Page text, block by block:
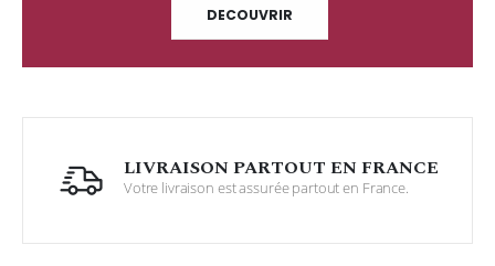
DECOUVRIR
LIVRAISON PARTOUT EN FRANCE
Votre livraison est assurée partout en France.